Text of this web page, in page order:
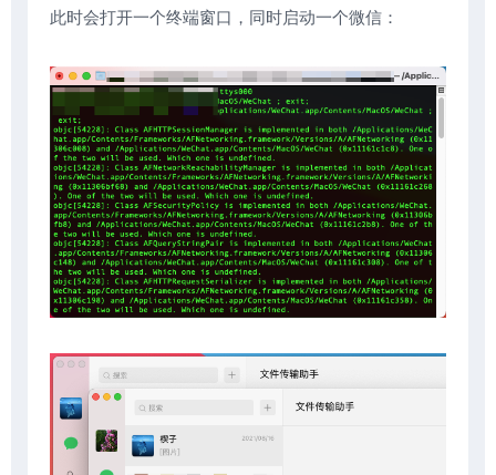
此时会打开一个终端窗口，同时启动一个微信：